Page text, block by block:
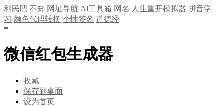
利民吧 不知 网址导航 AI工具箱 网名 人生重开模拟器 拼音学
习 颜色代码转换 个性签名 道德经
≡
微信红包生成器
收藏
保存到桌面
设为首页